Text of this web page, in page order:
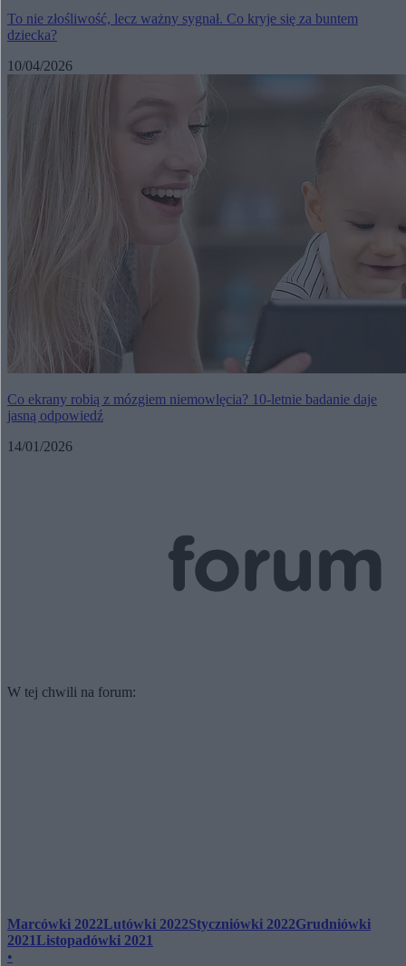
To nie złośliwość, lecz ważny sygnał. Co kryje się za buntem
dziecka?
10/04/2026
Co ekrany robią z mózgiem niemowlęcia? 10-letnie badanie daje
jasną odpowiedź
14/01/2026
W tej chwili na forum:
Marcówki 2022Lutówki 2022Styczniówki 2022Grudniówki
2021Listopadówki 2021
•